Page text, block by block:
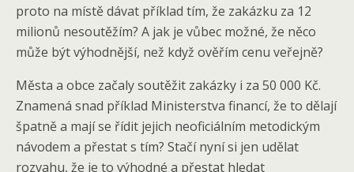
proto na místě dávat příklad tím, že zakázku za 12
milionů nesoutěžím? A jak je vůbec možné, že něco
může být výhodnější, než když ověřím cenu veřejně?
Města a obce začaly soutěžit zakázky i za 50 000 Kč.
Znamená snad příklad Ministerstva financí, že to dělají
špatně a mají se řídit jejich neoficiálním metodickým
návodem a přestat s tím? Stačí nyní si jen udělat
rozvahu, že je to výhodné a přestat hledat